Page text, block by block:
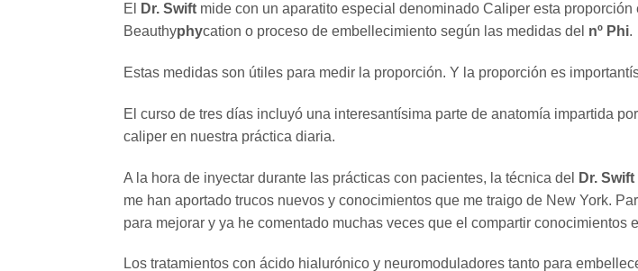
El Dr. Swift mide con un aparatito especial denominado Caliper esta
Beauthyphycation o proceso de embellecimiento según las medidas del nº Phi.
Estas medidas son útiles para medir la proporción. Y la proporción es
El curso de tres días incluyó una interesantísima parte de anatomía impartida por
caliper en nuestra práctica diaria.
A la hora de inyectar durante las prácticas con pacientes, la técnica del Dr. Swift
me han aportado trucos nuevos y conocimientos que me traigo de New York.
para mejorar y ya he comentado muchas veces que el compartir conocimientos
Los tratamientos con ácido hialurónico y neuromoduladores tanto para